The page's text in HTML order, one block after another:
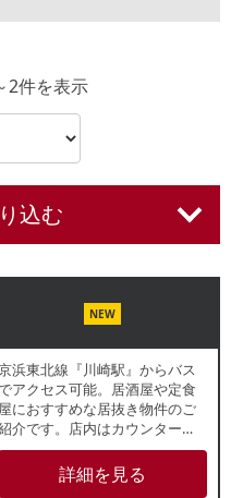
2件を表示
込む
NEW
浜東北線『川崎駅』からバス
アクセス可能。居酒屋や定食
屋におすすめな居抜き物件のご
介です。店内はカウンター
・テーブル席があり、造作代
無償。重飲食のご相談も可能で
す。業種等お気軽にお問合せく
詳細を見る